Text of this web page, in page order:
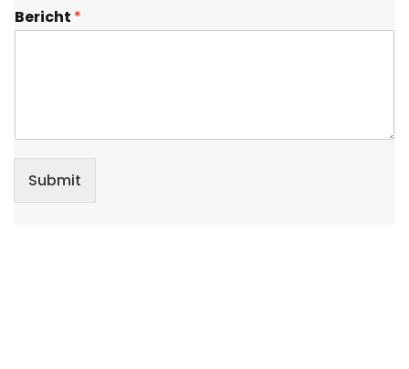
Bericht *
Submit